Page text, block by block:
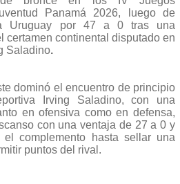
Panamá 2026, luego de
Uruguay por 47 a 0 tras una
certamen continental disputado en
Saladino.
dominó el encuentro de principio
Irving Saladino, con una
en ofensiva como en defensa,
con una ventaja de 27 a 0 y
complemento hasta sellar una
puntos del rival.